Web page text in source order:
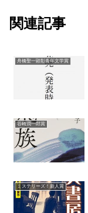
関連記事
舟橋聖一顕彰青年文学賞
谷崎潤一郎賞
ミステリーズ！新人賞